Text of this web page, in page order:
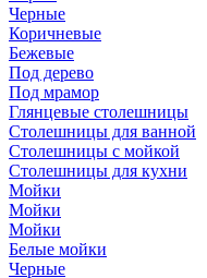
Черные
Коричневые
Бежевые
Под дерево
Под мрамор
Глянцевые столешницы
Столешницы для ванной
Столешницы с мойкой
Столешницы для кухни
Мойки
Мойки
Мойки
Белые мойки
Черные